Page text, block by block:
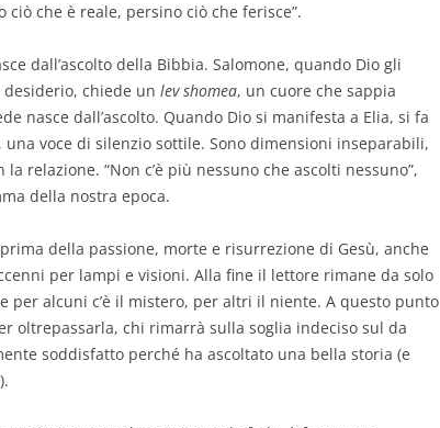
che è reale, persino ciò che ferisce”.
dall’ascolto della Bibbia. Salomone, quando Dio gli
chiede un lev shomea, un cuore che sappia
nasce dall’ascolto. Quando Dio si manifesta a Elia, si fa
, una voce di silenzio sottile. Sono dimensioni inseparabili,
relazione. “Non c’è più nessuno che ascolti nessuno”,
della nostra epoca.
della passione, morte e risurrezione di Gesù, anche
per lampi e visioni. Alla fine il lettore rimane da solo
per alcuni c’è il mistero, per altri il niente. A questo punto
oltrepassarla, chi rimarrà sulla soglia indeciso sul da
soddisfatto perché ha ascoltato una bella storia (e